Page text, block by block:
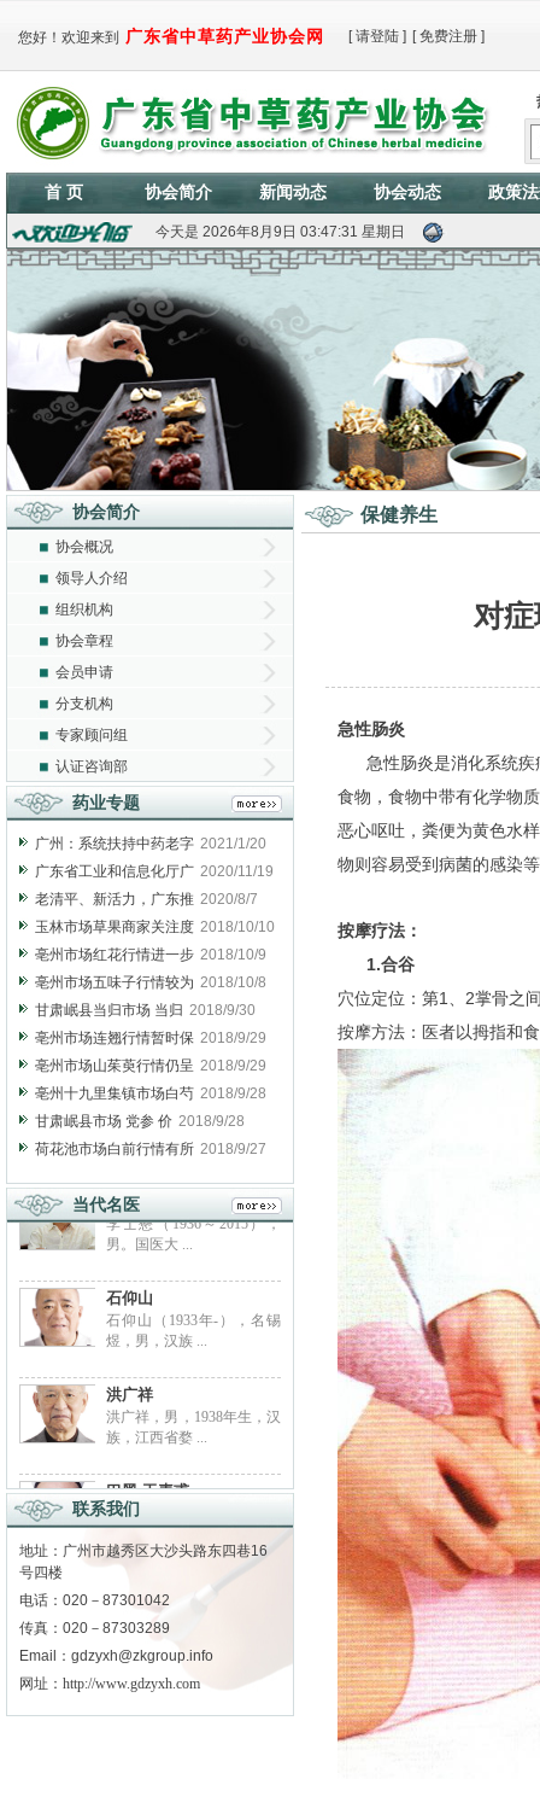
您好！欢迎来到 广东省中草药产业协会网 [ 请登陆 ] [ 免费注册 ]
首 页 协会简介 新闻动态 协会动态 政策
今天是 2026年8月9日 03:47:33 星期日
协会简介
协会概况
领导人介绍
组织机构
协会章程
会员申请
分支机构
专家顾问组
认证咨询部
药业专题
广州：系统扶持中药老字 2021/1/20
广东省工业和信息化厅广 2020/11/19
老清平、新活力，广东推 2020/8/7
玉林市场草果商家关注度 2018/10/10
亳州市场红花行情进一步 2018/10/9
亳州市场五味子行情较为 2018/10/8
甘肃岷县当归市场 当归 2018/9/30
亳州市场连翘行情暂时保 2018/9/29
亳州市场山茱萸行情仍呈 2018/9/29
亳州十九里集镇市场白芍 2018/9/28
甘肃岷县市场 党参 价 2018/9/28
荷花池市场白前行情有所 2018/9/27
当代名医
李士懋
男。国医大 ...
石仰山
煜，男，汉族 ...
洪广祥
族，江西省婺 ...
巴黑·玉素甫
巴黑玉素甫，男，维吾尔
族，1934年7月 ...
王玉川
王玉川，男，汉族，1923年
联系我们
地址：广州市越秀区大沙头路东四巷16
号四楼
电话：020－87301042
传真：020－87303289
Email：gdzyxh@zkgroup.info
网址： http://www.gdzyxh.com
保健养生
对
急性肠炎
急性肠炎是消化系统疾
食物，食物中带有化学物
恶心呕吐，粪便为黄色水
物则容易受到病菌的感染
按摩疗法：
1.合谷
穴位定位：第1、2掌骨之
按摩方法：医者以拇指和